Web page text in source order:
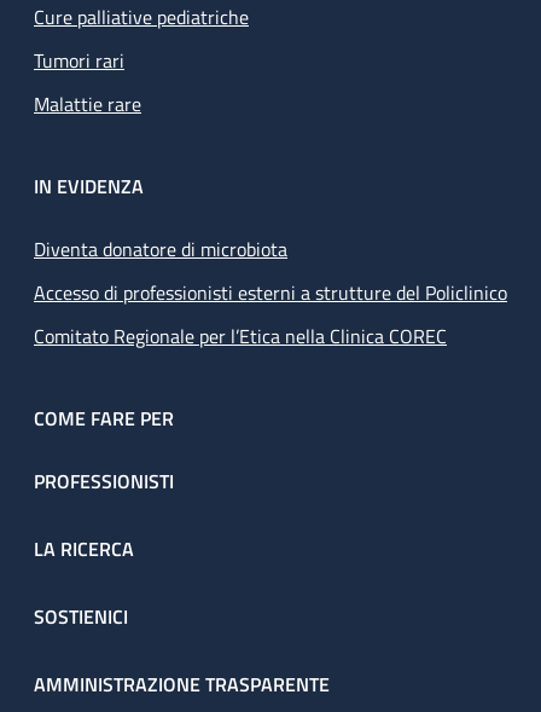
Cure palliative pediatriche
Tumori rari
Malattie rare
IN EVIDENZA
Diventa donatore di microbiota
Accesso di professionisti esterni a strutture del Policlinico
Comitato Regionale per l’Etica nella Clinica COREC
COME FARE PER
PROFESSIONISTI
LA RICERCA
SOSTIENICI
AMMINISTRAZIONE TRASPARENTE